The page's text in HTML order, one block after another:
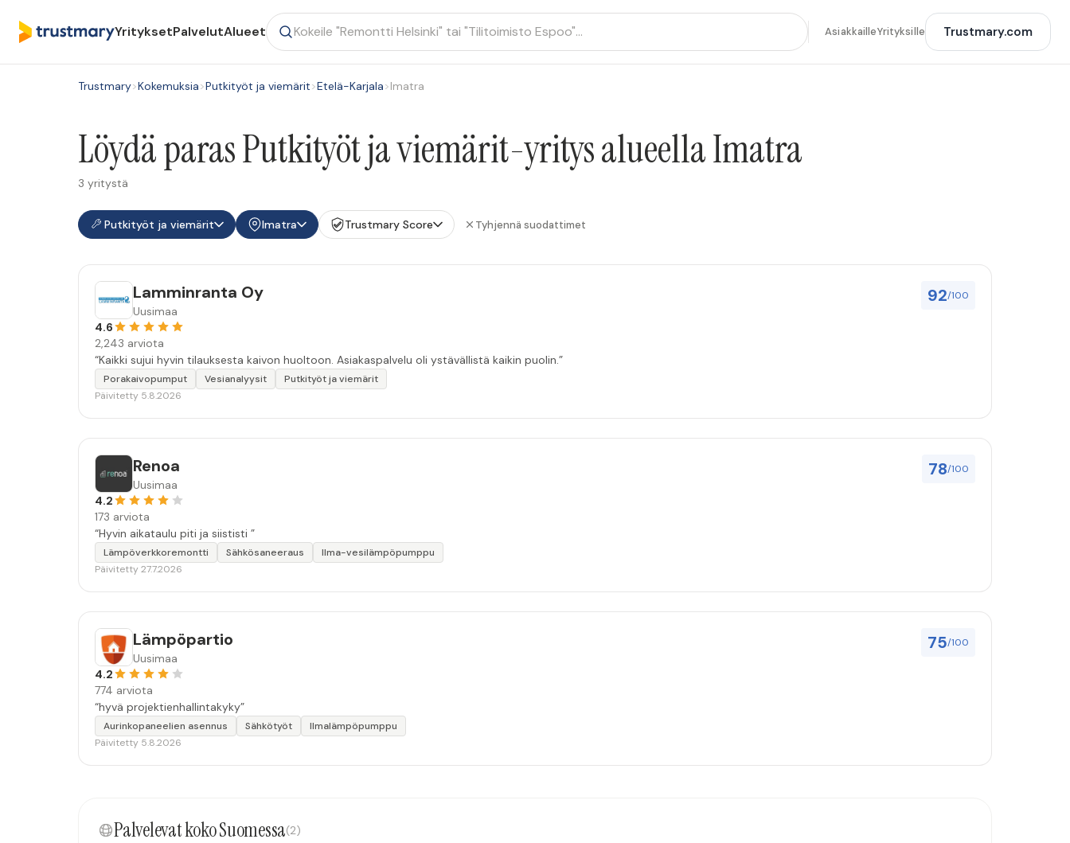
YrityksetPalvelutAlueet AsiakkailleYrityksille Trustmary.com
Trustmary>Kokemuksia>Putkityöt ja viemärit>Etelä-Karjala>Imatra
Löydä paras Putkityöt ja viemärit-yritys alueella Imatra
3 yritystä
Putkityöt ja viemärit Imatra Trustmary Score Tyhjennä suodattimet
92/100
Lamminranta Oy
Uusimaa
4.6
2,243 arviota
“Kaikki sujui hyvin tilauksesta kaivon huoltoon. Asiakaspalvelu oli ystävällistä kaikin puolin.”
Porakaivopumput Vesianalyysit
Putkityöt ja viemärit
Päivitetty 5.8.2026
78/100
Renoa
Uusimaa
4.2
173 arviota
“Hyvin aikataulu piti ja siististi ”
Lämpöverkkoremontti Sähkösaneeraus
Ilma-vesilämpöpumppu
Päivitetty 27.7.2026
75/100
Lämpöpartio
Uusimaa
4.2
774 arviota
“hyvä projektienhallintakyky”
Aurinkopaneelien asennus Sähkötyöt
Ilmalämpöpumppu
Päivitetty 5.8.2026
Palvelevat koko Suomessa(2)